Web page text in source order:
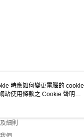
服務
細則
時應如何變更電腦的 cookie
站使用條款之 Cookie 聲明使